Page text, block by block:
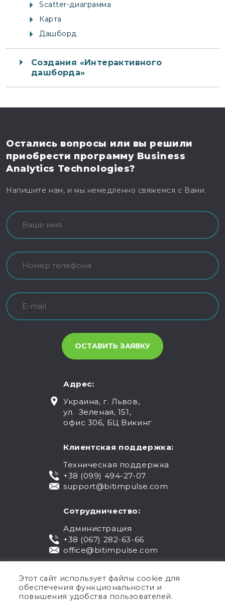
Scatter-диаграмма
Карта
Дашборд
Создания «Интерактивного
дашборда»
Остались вопросы или вы решили
приобрести программу Business
Analytics Technologies?
Напишите нам, и мы немедленно свяжемся с Вами.
Адрес:
Украина, г. Львов,
ул. Зеленая, 151,
офис 306, БЦ Викинг
Клиентская поддержка:
Техническая поддержка
+38 (099) 494-27-07
support@bitimpulse.com
Сотрудничество:
Администрация
+38 (067) 282-63-66
office@bitimpulse.com
Этот сайт использует файлы cookie для
обеспечения функциональности и
повышения удобства пользователей.